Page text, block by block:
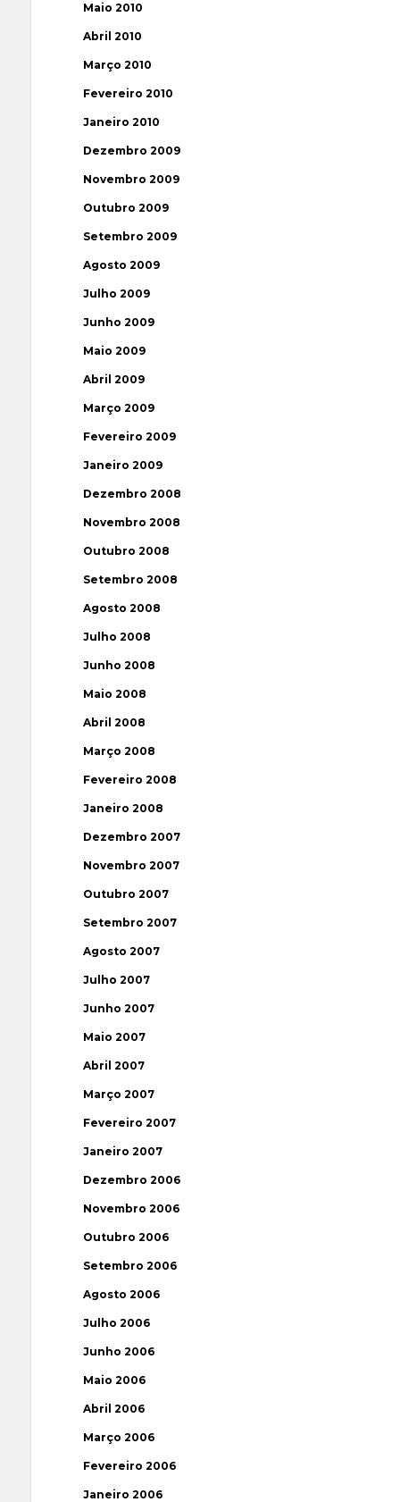
Maio 2010
Abril 2010
Março 2010
Fevereiro 2010
Janeiro 2010
Dezembro 2009
Novembro 2009
Outubro 2009
Setembro 2009
Agosto 2009
Julho 2009
Junho 2009
Maio 2009
Abril 2009
Março 2009
Fevereiro 2009
Janeiro 2009
Dezembro 2008
Novembro 2008
Outubro 2008
Setembro 2008
Agosto 2008
Julho 2008
Junho 2008
Maio 2008
Abril 2008
Março 2008
Fevereiro 2008
Janeiro 2008
Dezembro 2007
Novembro 2007
Outubro 2007
Setembro 2007
Agosto 2007
Julho 2007
Junho 2007
Maio 2007
Abril 2007
Março 2007
Fevereiro 2007
Janeiro 2007
Dezembro 2006
Novembro 2006
Outubro 2006
Setembro 2006
Agosto 2006
Julho 2006
Junho 2006
Maio 2006
Abril 2006
Março 2006
Fevereiro 2006
Janeiro 2006